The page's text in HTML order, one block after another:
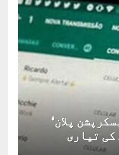
پلان‘
کی تیاری